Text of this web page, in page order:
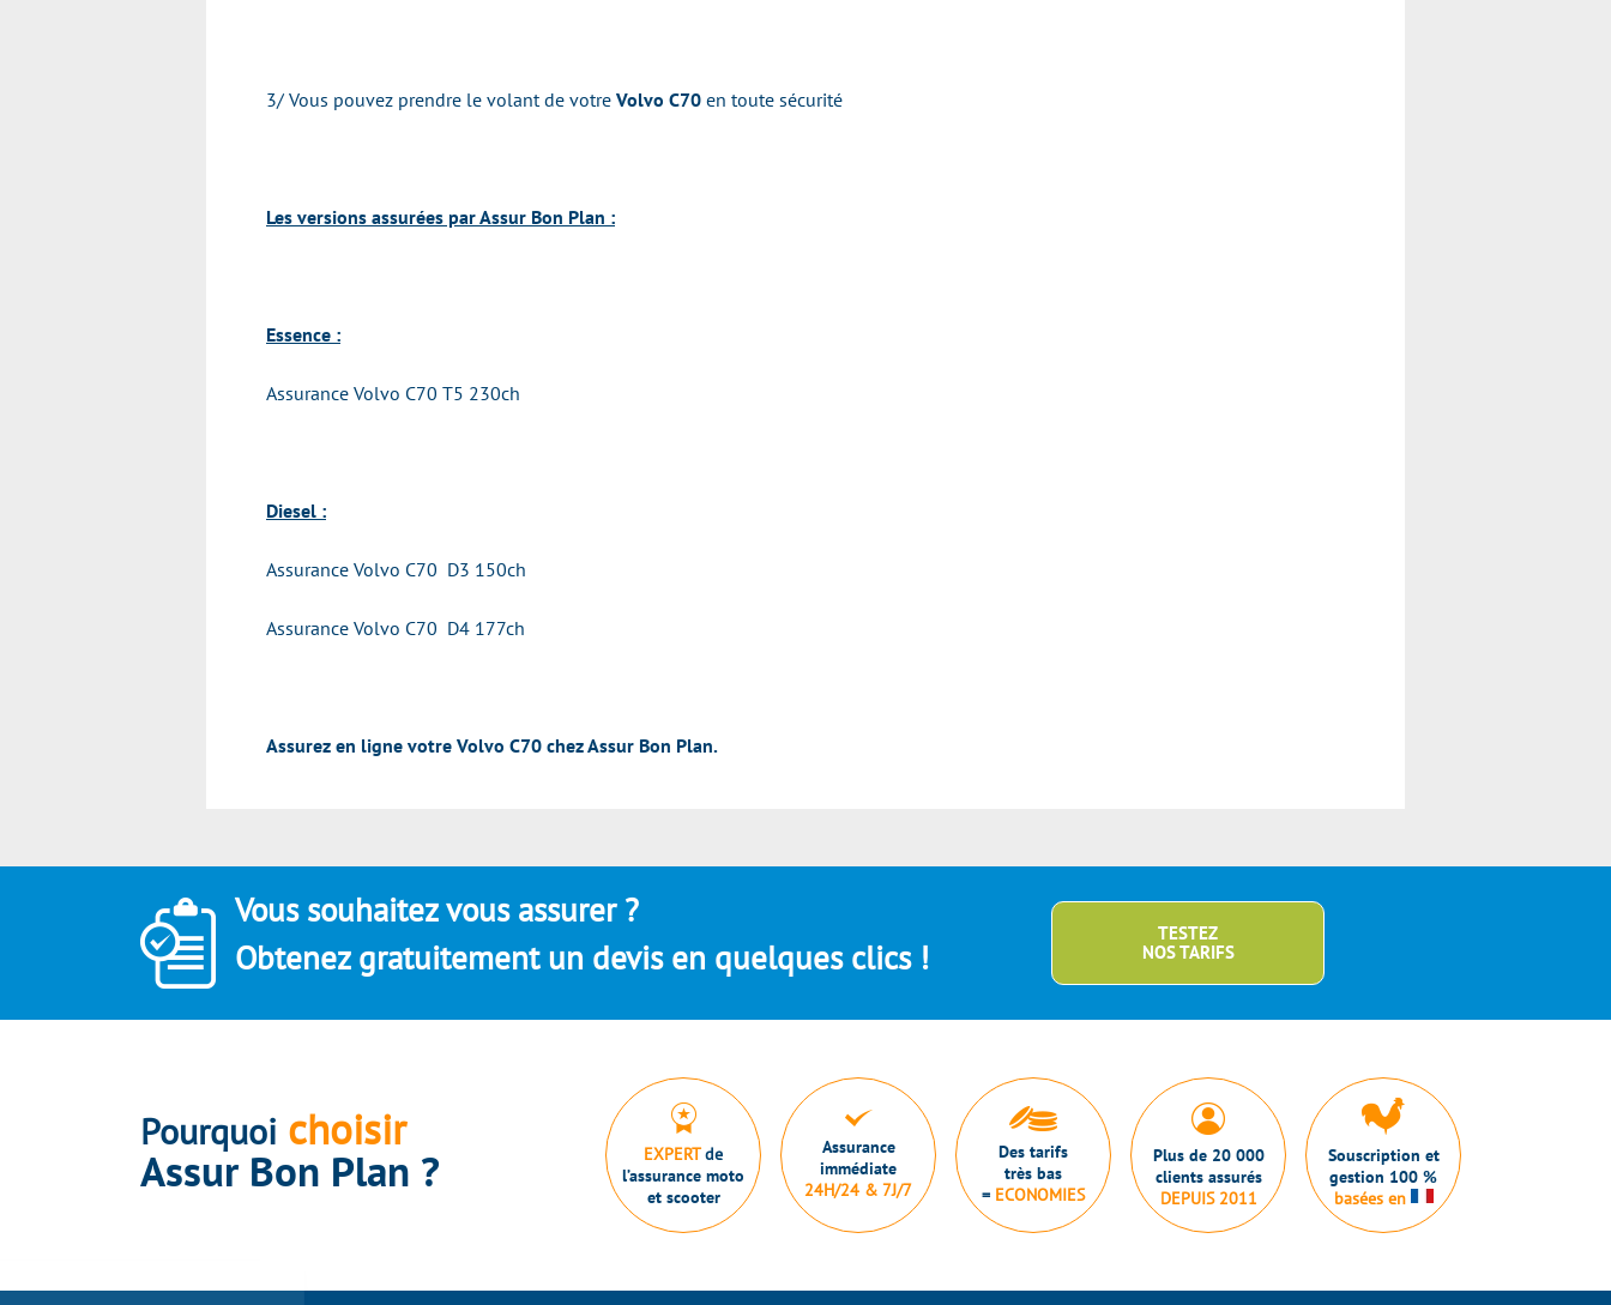
3/ Vous pouvez prendre le volant de votre Volvo C70 en toute sécurité
Les versions assurées par Assur Bon Plan :
Essence :
Assurance Volvo C70 T5 230ch
Diesel :
Assurance Volvo C70 D3 150ch
Assurance Volvo C70 D4 177ch
Assurez en ligne votre Volvo C70 chez Assur Bon Plan.
Vous souhaitez vous assurer ?
Obtenez gratuitement un devis en quelques clics !
TESTEZ
NOS TARIFS
Pourquoi choisir
Assur Bon Plan ? EXPERTde
l’assurance moto
et scooter
Assurance
immédiate
24H/24 & 7J/7
Des tarifs
très bas
= ECONOMIES
Plus de 20 000
clients assurés
DEPUIS 2011
Souscription et
gestion 100 %
basées en